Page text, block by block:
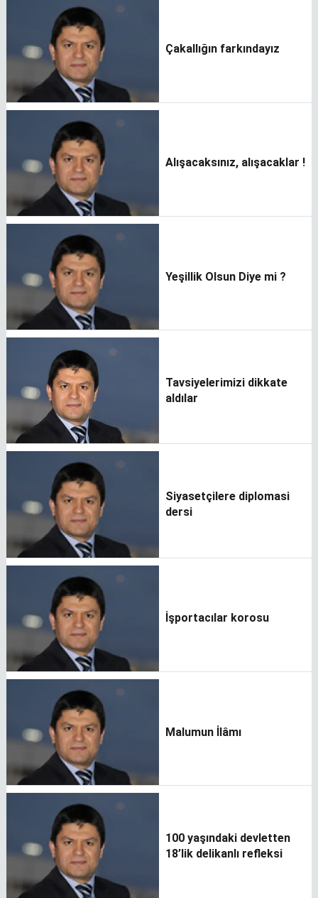
Çakallığın farkındayız
Alışacaksınız, alışacaklar !
Yeşillik Olsun Diye mi ?
Tavsiyelerimizi dikkate
aldılar
Siyasetçilere diplomasi
dersi
İşportacılar korosu
Malumun İlâmı
100 yaşındaki devletten
18’lik delikanlı refleksi